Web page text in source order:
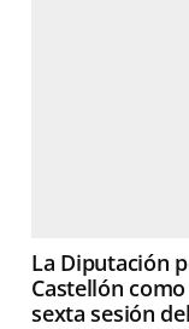
La Diputación
Castellón
sexta sesión